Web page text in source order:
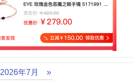
2026年7月 »